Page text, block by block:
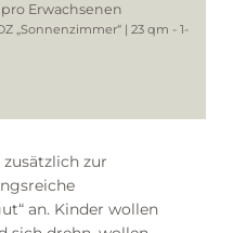
pro Erwachsenen
„Sonnenzimmer“ | 23 qm - 1-
zur
an. Kinder wollen